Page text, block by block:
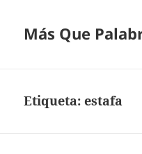
Más Que
Etiqueta:estafa